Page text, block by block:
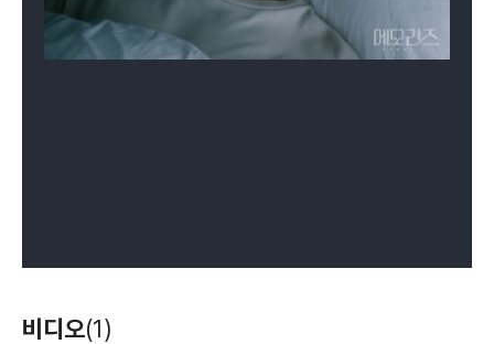
비디오(1)